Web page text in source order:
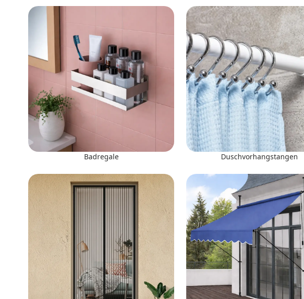
Badregale Duschvorhangstangen